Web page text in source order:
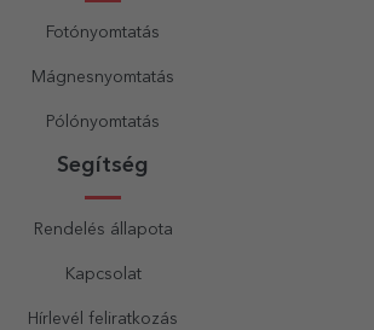
Fotónyomtatás
Mágnesnyomtatás
Pólónyomtatás
Segítség
Rendelés állapota
Kapcsolat
Hírlevél feliratkozás